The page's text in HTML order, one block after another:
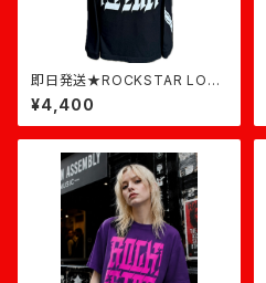
即日発送★ROCKSTAR LON
G(ライン)★黒×白
¥4,400